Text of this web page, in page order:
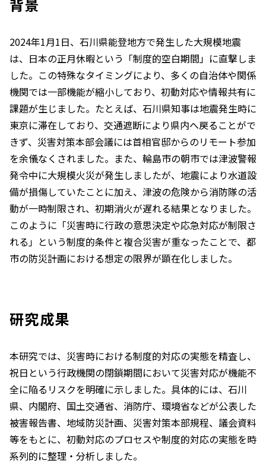
背景
2024年1月1日、石川県能登地方で発生した大規模地震
は、日本の正月休暇という「制度的空白期間」に直撃しま
した。この特殊なタイミングにより、多くの自治体や関係
機関では一部機能が縮小しており、初動対応や情報共有に
課題が生じました。たとえば、石川県知事は地震発生時に
東京に滞在しており、交通遮断により県内へ戻ることがで
きず、災害対策本部会議には首相官邸からのリモート参加
を余儀なくされました。また、輪島市の朝市では津波警報
発令中に大規模火災が発生しましたが、地震により水道設
備が損傷していたことに加え、津波の危険から消防隊の活
動が一時制限され、初期消火が遅れる結果となりました。
このように「災害時に行政の意思決定や応急対応が制限さ
れる」という制度的条件と複合災害が重なったことで、都
市の防災計画における想定の限界が顕在化しました。
研究成果
本研究では、災害時における制度的対応の実態を精査し、
祝日という行政機関の閉鎖期間において災害対応が機能不
全に陥るリスクを明確に示しました。具体的には、石川
県、内閣府、国土交通省、消防庁、環境省などが公表した
被害報告書、地域防災計画、災害対策本部規程、議会資料
等をもとに、初動対応のプロセスや制度的対応の実態を時
系列的に整理・分析しました。